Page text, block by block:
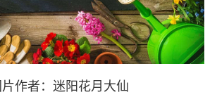
片作者：迷阳花月大仙